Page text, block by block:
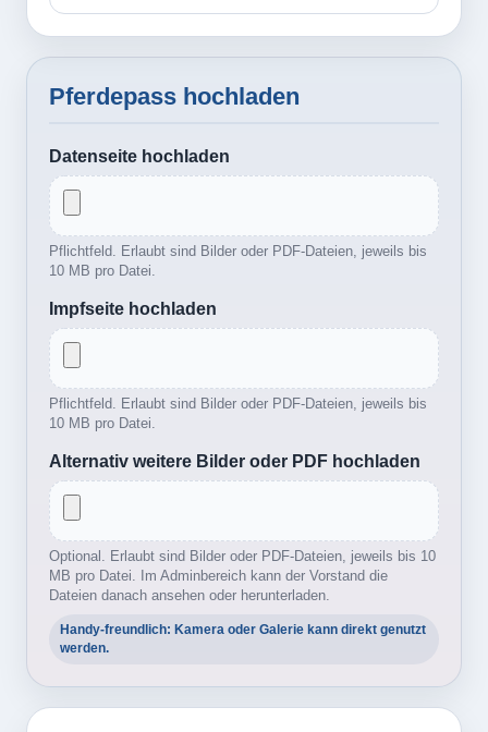
Pferdepass hochladen
Datenseite hochladen
Pflichtfeld. Erlaubt sind Bilder oder PDF-Dateien, jeweils bis
10 MB pro Datei.
Impfseite hochladen
Pflichtfeld. Erlaubt sind Bilder oder PDF-Dateien, jeweils bis
10 MB pro Datei.
Alternativ weitere Bilder oder PDF hochladen
Optional. Erlaubt sind Bilder oder PDF-Dateien, jeweils bis 10
MB pro Datei. Im Adminbereich kann der Vorstand die
Dateien danach ansehen oder herunterladen.
Handy-freundlich: Kamera oder Galerie kann direkt genutzt
werden.